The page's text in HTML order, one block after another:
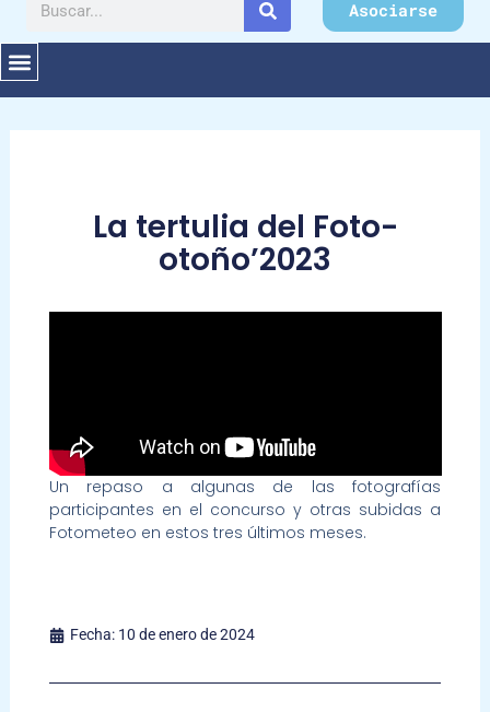
Asociarse
La tertulia del Foto-
otoño’2023
Un repaso a algunas de las fotografías
participantes en el concurso y otras subidas a
Fotometeo en estos tres últimos meses.
Fecha: 10 de enero de 2024
Ant